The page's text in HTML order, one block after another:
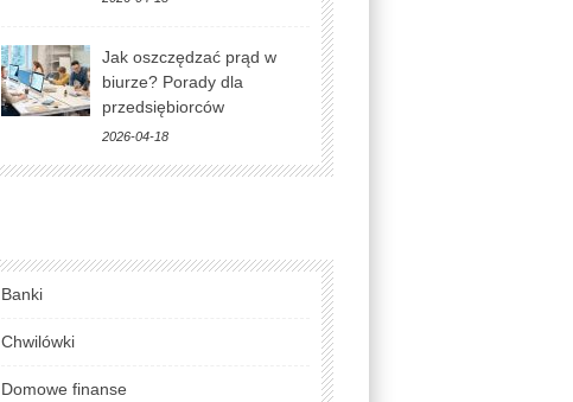
Jak oszczędzać prąd w
biurze? Porady dla
przedsiębiorców
2026-04-18
Banki
Chwilówki
Domowe finanse